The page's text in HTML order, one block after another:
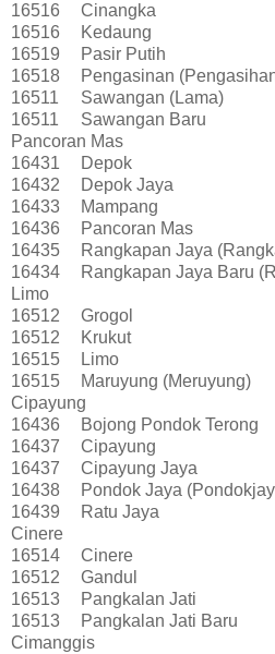
16516
Cinangka
16516
Kedaung
16519
Pasir Putih
16518
Pengasinan
16511
Sawangan (Lama)
16511
Sawangan Baru
Pancoran Mas
16431
Depok
16432
Depok Jaya
16433
Mampang
16436
Pancoran Mas
16435
Rangkapan Jaya
16434
Rangkapan Jaya Baru
Limo
16512
Grogol
16512
Krukut
16515
Limo
16515
Maruyung (Meruyung)
Cipayung
16436
Bojong Pondok Terong
16437
Cipayung
16437
Cipayung Jaya
16438
Pondok Jaya
16439
Ratu Jaya
Cinere
16514
Cinere
16512
Gandul
16513
Pangkalan Jati
16513
Pangkalan Jati Baru
Cimanggis